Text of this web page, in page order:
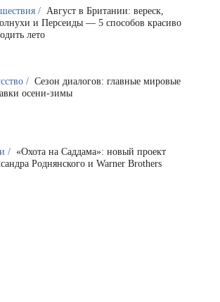
/ Август в Британии: вереск,
и Персеиды — 5 способов красиво
лето
/ Сезон диалогов: главные мировые
осени-зимы
/ «Охота на Саддама»: новый проект
Роднянского и Warner Brothers